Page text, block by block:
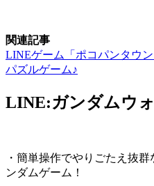
関連記事
LINEゲーム「ポコパンタウ
パズルゲーム♪
LINE:ガンダムウ
・簡単操作でやりごたえ抜
ンダムゲーム！